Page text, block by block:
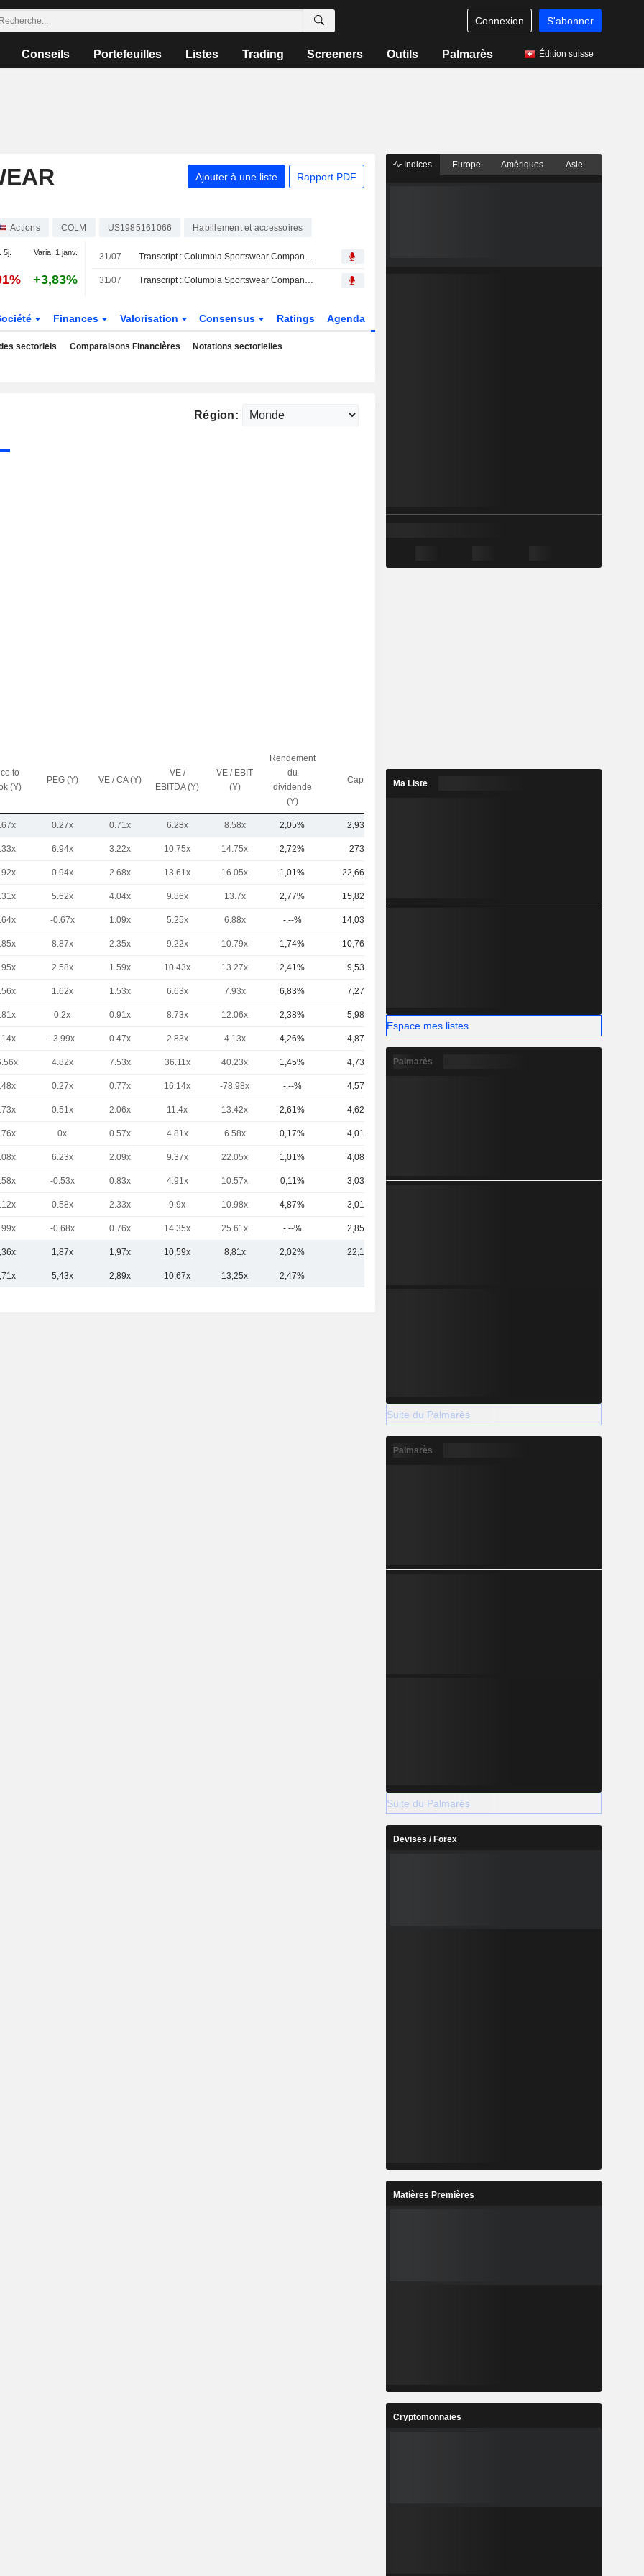
Connexion S'abonner
Conseils Portefeuilles Listes Trading Screeners Outils Palmarès Édition suisse
Ajouter à une liste Rapport PDF
Actions COLM US1985161066 Habillement et accessoires
5j. Varia. 1 janv.
+3,83%
31/07 Transcript : Columbia Sportswear Company, Q2 2026 Pre Recorded Earnings Call, Jul 30, 2026
31/07 Transcript : Columbia Sportswear Company, Q2 2026 Earnings Call, Jul 30, 2026
Finances Valorisation Consensus Ratings Agenda
sectoriels Comparaisons Financières Notations sectorielles
Région:
to
(Y)
PEG (Y) VE / CA (Y)
VE /
EBITDA (Y)
VE / EBIT
(Y)
Rendement
du
dividende
(Y)
Capi.($)
0.27x 0.71x 6.28x 8.58x 2,05% 2,93 Md
6.94x 3.22x 10.75x 14.75x 2,72% 273 Md
0.94x 2.68x 13.61x 16.05x 1,01% 22,66 Md
5.62x 4.04x 9.86x 13.7x 2,77% 15,82 Md
-0.67x 1.09x 5.25x 6.88x -.--% 14,03 Md
8.87x 2.35x 9.22x 10.79x 1,74% 10,76 Md
2.58x 1.59x 10.43x 13.27x 2,41% 9,53 Md
1.62x 1.53x 6.63x 7.93x 6,83% 7,27 Md
0.2x 0.91x 8.73x 12.06x 2,38% 5,98 Md
-3.99x 0.47x 2.83x 4.13x 4,26% 4,87 Md
4.82x 7.53x 36.11x 40.23x 1,45% 4,73 Md
0.27x 0.77x 16.14x -78.98x -.--% 4,57 Md
0.51x 2.06x 11.4x 13.42x 2,61% 4,62 Md
0x 0.57x 4.81x 6.58x 0,17% 4,01 Md
6.23x 2.09x 9.37x 22.05x 1,01% 4,08 Md
-0.53x 0.83x 4.91x 10.57x 0,11% 3,03 Md
0.58x 2.33x 9.9x 10.98x 4,87% 3,01 Md
-0.68x 0.76x 14.35x 25.61x -.--% 2,85 Md
1,87x 1,97x 10,59x 8,81x 2,02% 22,1 Md
5,43x 2,89x 10,67x 13,25x
2,47%
Indices Europe Amériques Asie
Ma Liste
Espace mes listes
Palmarès
Suite du Palmarès
Palmarès
Suite du Palmarès
Devises / Forex
Matières Premières
Cryptomonnaies